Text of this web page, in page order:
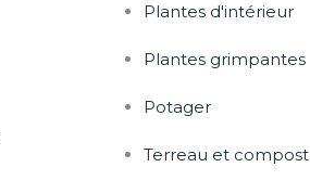
Plantes d'intérieur
Plantes grimpantes
Potager
Terreau et compost